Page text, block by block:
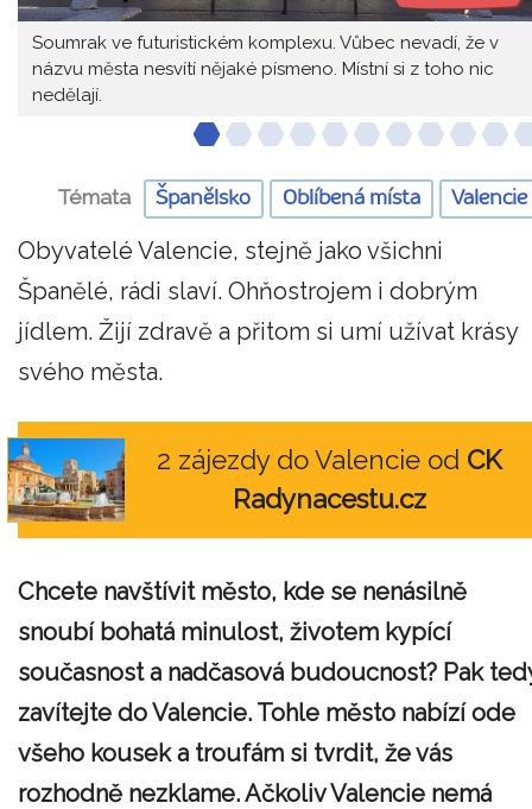
Soumrak ve futuristickém komplexu. Vůbec nevadí, že v
názvu města nesvítí nějaké písmeno. Místní si z toho nic
nedělají.
Témata Španělsko Oblíbená místa Valencie
Obyvatelé Valencie, stejně jako všichni
Španělé, rádi slaví. Ohňostrojem i dobrým
jídlem. Žijí zdravě a přitom si umí užívat krásy
svého města.
2 zájezdy do Valencie od CK
Radynacestu.cz
Chcete navštívit město, kde se nenásilně
snoubí bohatá minulost, životem kypící
současnost a nadčasová budoucnost? Pak
zavítejte do Valencie. Tohle město nabízí ode
všeho kousek a troufám si tvrdit, že vás
rozhodně nezklame. Ačkoliv Valencie nemá